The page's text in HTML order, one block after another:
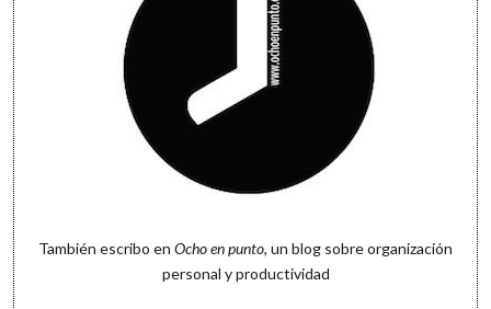
También escribo en Ocho en punto, un blog sobre organización
personal y productividad